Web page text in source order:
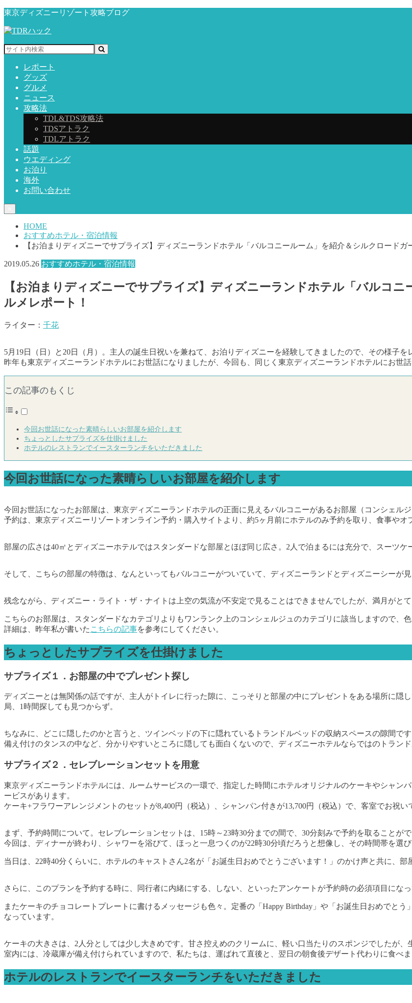
東京ディズニーリゾート攻略ブログ
レポート
グッズ
グルメ
ニュース
攻略法
TDL&TDS攻略法
TDSアトラク
TDLアトラク
話題
ウエディング
お泊り
海外
お問い合わせ
HOME
おすすめホテル・宿泊情報
【お泊まりディズニーでサプライズ】ディズニーランドホテル「バルコニールーム」を紹介＆シルクロードガ
2019.05.26 おすすめホテル・宿泊情報
【お泊まりディズニーでサプライズ】ディズニーランドホテル「バルコ
ルメレポート！
ライター： 千花
5月19日（日）と20日（月）。主人の誕生日祝いを兼ねて、お泊りディズニーを経験してきましたので、その様子を
昨年も東京ディズニーランドホテルにお世話になりましたが、今回も、同じく東京ディズニーランドホテルにお世話
この記事のもくじ
今回お世話になった素晴らしいお部屋を紹介します
ちょっとしたサプライズを仕掛けました
ホテルのレストランでイースターランチをいただきました
今回お世話になった素晴らしいお部屋を紹介します
今回お世話になったお部屋は、東京ディズニーランドホテルの正面に見えるバルコニーがあるお部屋（コンシェル
予約は、東京ディズニーリゾートオンライン予約・購入サイトより、約5ヶ月前にホテルのみ予約を取り、食事やオ
部屋の広さは40㎡とディズニーホテルではスタンダードな部屋とほぼ同じ広さ。2人で泊まるには充分で、スーツケ
そして、こちらの部屋の特徴は、なんといってもバルコニーがついていて、ディズニーランドとディズニーシーが見
残念ながら、ディズニー・ライト・ザ・ナイトは上空の気流が不安定で見ることはできませんでしたが、満月がと
こちらのお部屋は、スタンダードなカテゴリよりもワンランク上のコンシェルジュのカテゴリに該当しますので、
詳細は、昨年私が書いた こちらの記事を参考にしてください。
ちょっとしたサプライズを仕掛けました
サプライズ１．お部屋の中でプレゼント探し
ディズニーとは無関係の話ですが、主人がトイレに行った隙に、こっそりと部屋の中にプレゼントをある場所に隠
局、1時間探しても見つからず。
ちなみに、どこに隠したのかと言うと、ツインベッドの下に隠れているトランドルベッドの収納スペースの隙間です
備え付けのタンスの中など、分かりやすいところに隠しても面白くないので、ディズニーホテルならではのトランド
サプライズ２．セレブレーションセットを用意
東京ディズニーランドホテルには、ルームサービスの一環で、指定した時間にホテルオリジナルのケーキやシャン
ービスがあります。
ケーキ+フラワーアレンジメントのセットが8,400円（税込）、シャンパン付きが13,700円（税込）で、客室でお祝
まず、予約時間について。セレブレーションセットは、15時～23時30分までの間で、30分刻みで予約を取ることが
今回は、ディナーが終わり、シャワーを浴びて、ほっと一息つくのが22時30分頃だろうと想像し、その時間帯を選
当日は、22時40分くらいに、ホテルのキャストさん2名が「お誕生日おめでとうございます！」のかけ声と共に、
さらに、このプランを予約する時に、同行者に内緒にする、しない、といったアンケートが予約時の必須項目にな
またケーキのチョコレートプレートに書けるメッセージも色々。定番の「Happy Birthday」や「お誕生日おめでと
なっています。
ケーキの大きさは、2人分としては少し大きめです。甘さ控えめのクリームに、軽い口当たりのスポンジでしたが、
室内には、冷蔵庫が備え付けられていますので、私たちは、運ばれて直後と、翌日の朝食後デザート代わりに食べま
ホテルのレストランでイースターランチをいただきました